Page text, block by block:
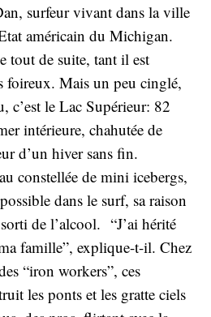
surfeur vivant dans la ville
américain du Michigan.
tout de suite, tant il est
foireux. Mais un peu cinglé,
c’est le Lac Supérieur: 82
intérieure, chahutée de
d’un hiver sans fin.
constellée de mini icebergs,
dans le surf, sa raison
de l’alcool. “J’ai hérité
famille”, explique-t-il. Chez
“iron workers”, ces
les ponts et les gratte ciels